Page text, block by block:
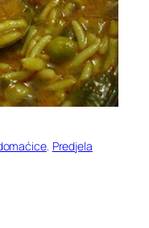
, Predjela